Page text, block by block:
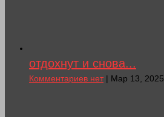
отдохнут и снова...
Комментариев нет| Мар 13, 2025